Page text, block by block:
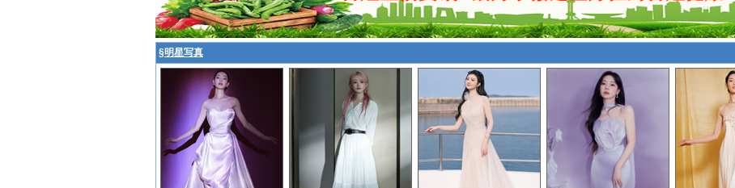
§明星写真